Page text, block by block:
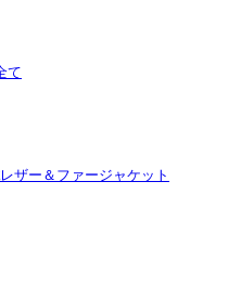
て
レザー＆ファージャケット